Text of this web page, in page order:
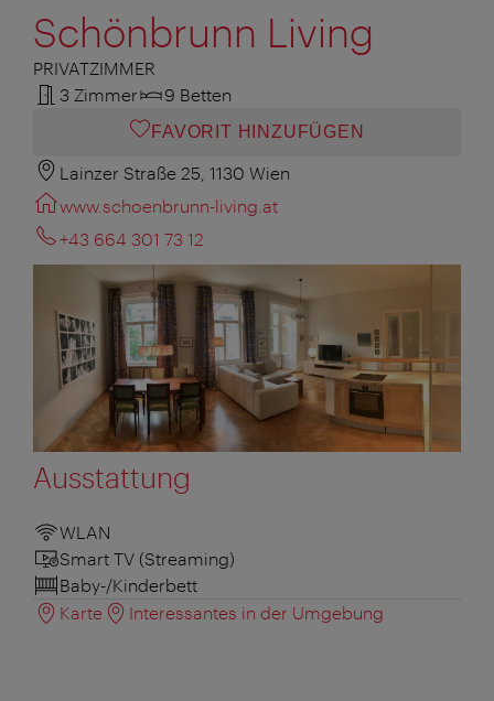
Schönbrunn Living
PRIVATZIMMER
3 Zimmer
9 Betten
FAVORIT HINZUFÜGEN
Lainzer Straße 25, 1130 Wien
www.schoenbrunn-living.at
+43 664 301 73 12
Ausstattung
WLAN
Smart TV (Streaming)
Baby-/Kinderbett
Karte
Interessantes in der Umgebung